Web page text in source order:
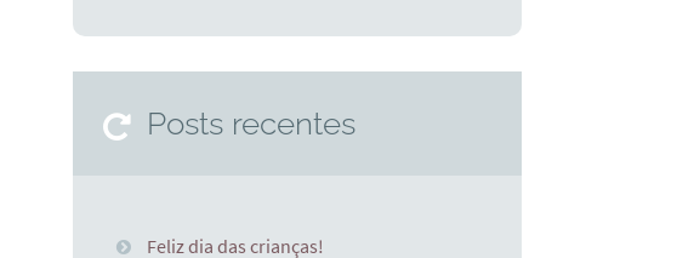
Posts recentes
Feliz dia das crianças!